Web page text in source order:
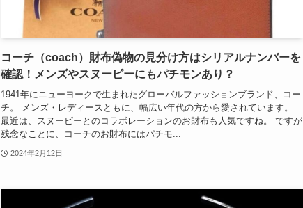
コーチ（coach）財布偽物の見分け方はシリアルナンバーを
確認！メンズやスヌーピーにもパチモンあり？
1941年にニューヨークで生まれたグローバルファッションブランド、コー
チ。 メンズ・レディースともに、幅広い年代の方から愛されています。
最近は、スヌーピーとのコラボレーションのお財布も人気ですね。 ですが
残念なことに、コーチのお財布にはパチモ...
2024年2月12日